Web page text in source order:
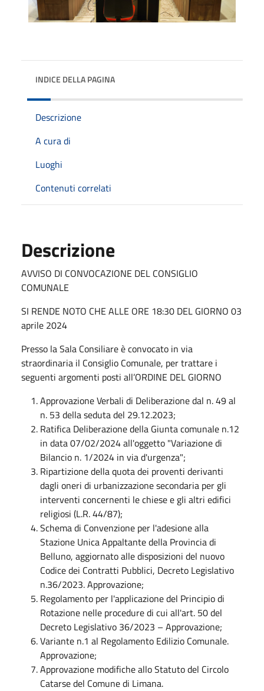
INDICE DELLA PAGINA
Descrizione
A cura di
Luoghi
Contenuti correlati
Descrizione
AVVISO DI CONVOCAZIONE DEL CONSIGLIO
COMUNALE
SI RENDE NOTO CHE ALLE ORE 18:30 DEL GIORNO 03
aprile 2024
Presso la Sala Consiliare è convocato in via
straordinaria il Consiglio Comunale, per trattare i
seguenti argomenti posti all’ORDINE DEL GIORNO
Approvazione Verbali di Deliberazione dal n. 49 al
n. 53 della seduta del 29.12.2023;
Ratifica Deliberazione della Giunta comunale n.12
in data 07/02/2024 all'oggetto "Variazione di
Bilancio n. 1/2024 in via d'urgenza";
Ripartizione della quota dei proventi derivanti
dagli oneri di urbanizzazione secondaria per gli
interventi concernenti le chiese e gli altri edifici
religiosi (L.R. 44/87);
Schema di Convenzione per l'adesione alla
Stazione Unica Appaltante della Provincia di
Belluno, aggiornato alle disposizioni del nuovo
Codice dei Contratti Pubblici, Decreto Legislativo
n.36/2023. Approvazione;
Regolamento per l'applicazione del Principio di
Rotazione nelle procedure di cui all'art. 50 del
Decreto Legislativo 36/2023 – Approvazione;
Variante n.1 al Regolamento Edilizio Comunale.
Approvazione;
Approvazione modifiche allo Statuto del Circolo
Catarse del Comune di Limana.